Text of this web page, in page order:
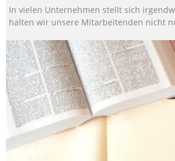
In vielen Unternehmen stellt sich
halten wir unsere Mitarbeitenden nicht